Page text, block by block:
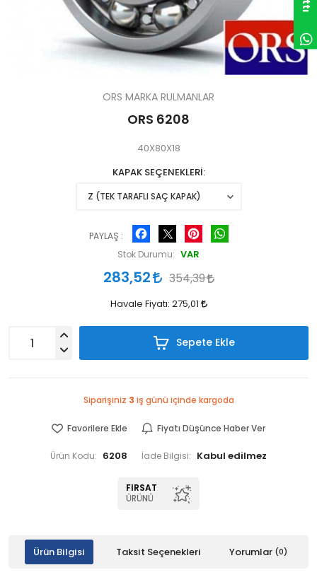
ORS MARKA RULMANLAR
ORS 6208
40X80X18
KAPAK SEÇENEKLERİ
PAYLAŞ :
Facebook Pinterest
Stok Durumu: VAR
283,52 354,39
Havale Fiyatı: 275,01
Sepete Ekle
Siparişiniz 3 iş günü içinde kargoda
Favorilere Ekle Fiyatı Düşünce Haber Ver
Ürün Kodu: 6208 İade Bilgisi:
FIRSAT
ÜRÜNÜ
Ürün Bilgisi Taksit Seçenekleri Yorumlar (0)